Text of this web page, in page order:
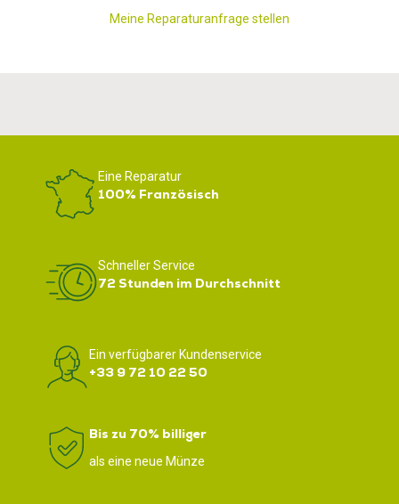
Meine Reparaturanfrage stellen
Eine Reparatur
100% Französisch
Schneller Service
72 Stunden im Durchschnitt
Ein verfügbarer Kundenservice
+33 9 72 10 22 50
Bis zu 70% billiger
als eine neue Münze